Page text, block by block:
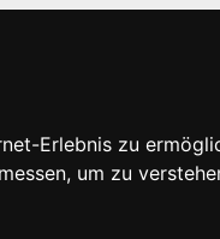
Erlebnis zu
um zu